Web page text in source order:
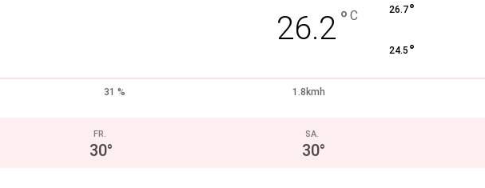
26.2 ° C 26.7°
24.5 °
31 %
1.8kmh
FR.
30°
SA.
30°